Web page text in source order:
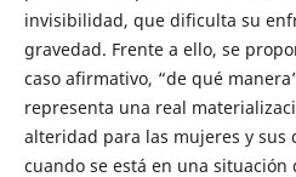
invisibilidad, que dificulta su
gravedad. Frente a ello, se
caso afirmativo, “de qué
representa una real
alteridad para las mujeres y sus
cuando se está en una situación